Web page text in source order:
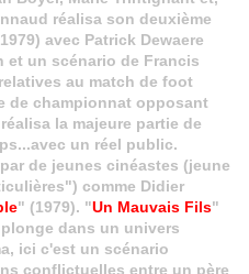
réalisa son deuxième
avec Patrick Dewaere
et un scénario de Francis
au match de foot
de championnat opposant
la majeure partie de
un réel public.
de jeunes cinéastes (jeune
comme Didier
" (1979). "Un Mauvais Fils"
dans un univers
ici c'est un scénario
conflictuelles entre un père